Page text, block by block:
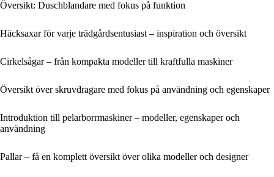
Översikt: Duschblandare med fokus på funktion
Häcksaxar för varje trädgårdsentusiast – inspiration och översikt
Cirkelsågar – från kompakta modeller till kraftfulla maskiner
Översikt över skruvdragare med fokus på användning och egenskaper
Introduktion till pelarborrmaskiner – modeller, egenskaper och
användning
Pallar – få en komplett översikt över olika modeller och designer